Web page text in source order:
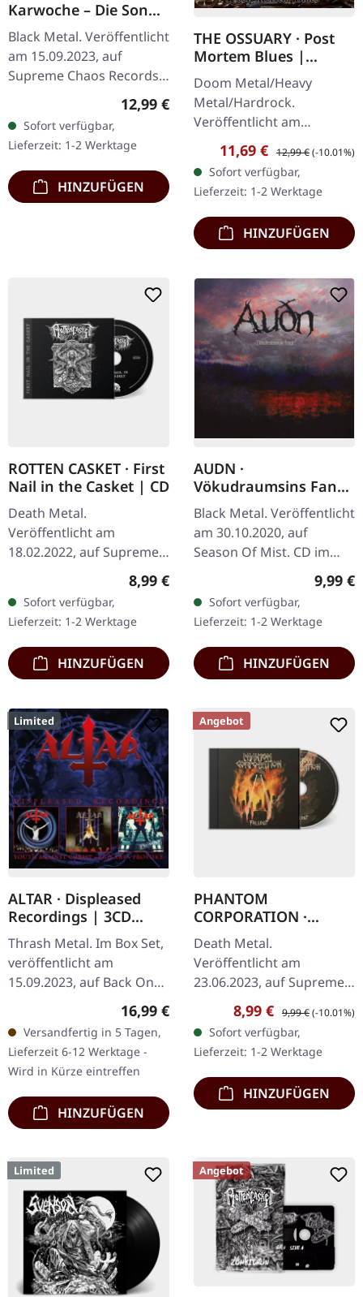
Karwoche – Die Sonne
der Toten pulsiert |
DIGIPAK CD
Black Metal. Veröffentlicht
am 15.09.2023, auf
Supreme Chaos Records.
Digipak-Version mit 12-
seitigem Booklet, limitiert
auf nur 500 Exemplare.
Im…
Regulärer Preis:
12,99 €
Sofort verfügbar,
Lieferzeit: 1-2 Werktage
HINZUFÜGEN
THE OSSUARY · Post
Mortem Blues |
DIGIPAK CD
Doom Metal/Heavy
Metal/Hardrock.
Veröffentlicht am
17.02.2017, auf Supreme
Chaos Records. Limitierte
Erstauflage als Digipak.
Debüt-Album der…
Verkaufspreis:
11,69 € Regulärer Preis:
12,99 €(-10.01%)
Sofort verfügbar,
Lieferzeit: 1-2 Werktage
HINZUFÜGEN
ROTTEN CASKET · First
Nail in the Casket | CD
Death Metal.
Veröffentlicht am
18.02.2022, auf Supreme
Chaos Records. CD im
Jewelcase. Nach einer Zeit
des Friedens und der
Stille hebt sich der…
Regulärer Preis:
8,99 €
Sofort verfügbar,
Lieferzeit: 1-2 Werktage
HINZUFÜGEN
AUDN ·
Vökudraumsins Fangi
| DIGIPAK CD
Black Metal. Veröffentlicht
am 30.10.2020, auf
Season Of Mist. CD im
isländische Black-Metal-
Szene hat in den letzten
Jahren eine…
9,99 €
Sofort verfügbar,
Lieferzeit: 1-2 Werktage
HINZUFÜGEN
Limited
ALTAR · Displeased
Recordings | 3CD
BOXSET
Thrash Metal. Im Box Set,
veröffentlicht am
15.09.2023, auf Back On
Black. 3CD Boxset in
Slipcase-Verpackung.
Enthält eine umfassende
Sammlung von…
Regulärer Preis:
16,99 €
Versandfertig in 5 Tagen,
Lieferzeit 6-12 Werktage -
Wird in Kürze eintreffen
HINZUFÜGEN
Angebot
PHANTOM
CORPORATION ·
Fallout | CD
Death Metal.
Veröffentlicht am
23.06.2023, auf Supreme
Chaos Records. Reguläre
Jewelcase-Auflage mit 12-
seitigem Booklet. Death
Crust the brutal way:…
Verkaufspreis:
8,99 € Regulärer Preis:
9,99 €(-10.01%)
Sofort verfügbar,
Lieferzeit: 1-2 Werktage
HINZUFÜGEN
Limited Angebot